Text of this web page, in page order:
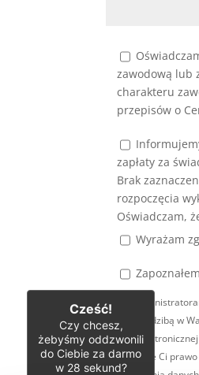
zawodową lub
charakteru
przepisów o
zapłaty za
Brak
rozpoczęcia
Oświadczam,
Wyrażam
z o.o. z siedzibą w
poczty
Przysługuje Ci
Cześć!
Czy chcesz,
żebyśmy oddzwonili
do Ciebie za darmo
w 28 sekund?